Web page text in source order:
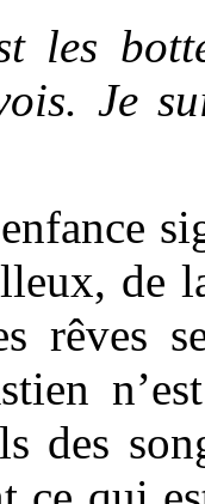
les
Je
de
rêves
des